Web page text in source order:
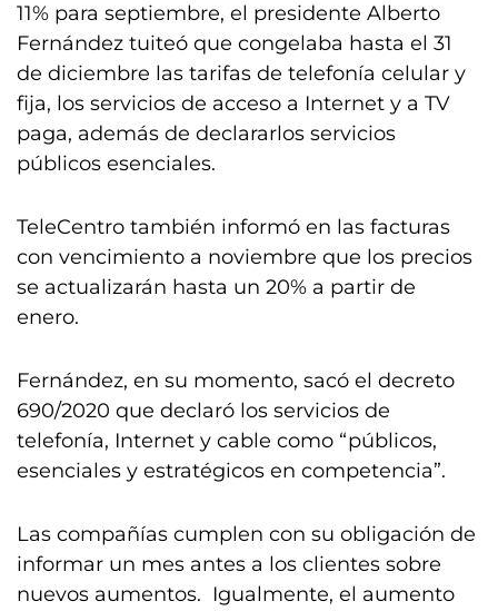
11% para septiembre, el presidente Alberto
Fernández tuiteó que congelaba hasta el 31
de diciembre las tarifas de telefonía celular y
fija, los servicios de acceso a Internet y a TV
paga, además de declararlos servicios
públicos esenciales.
TeleCentro también informó en las facturas
con vencimiento a noviembre que los precios
se actualizarán hasta un 20% a partir de
enero.
Fernández, en su momento, sacó el decreto
690/2020 que declaró los servicios de
telefonía, Internet y cable como “públicos,
esenciales y estratégicos en competencia”.
Las compañías cumplen con su obligación de
informar un mes antes a los clientes sobre
nuevos aumentos. Igualmente, el aumento